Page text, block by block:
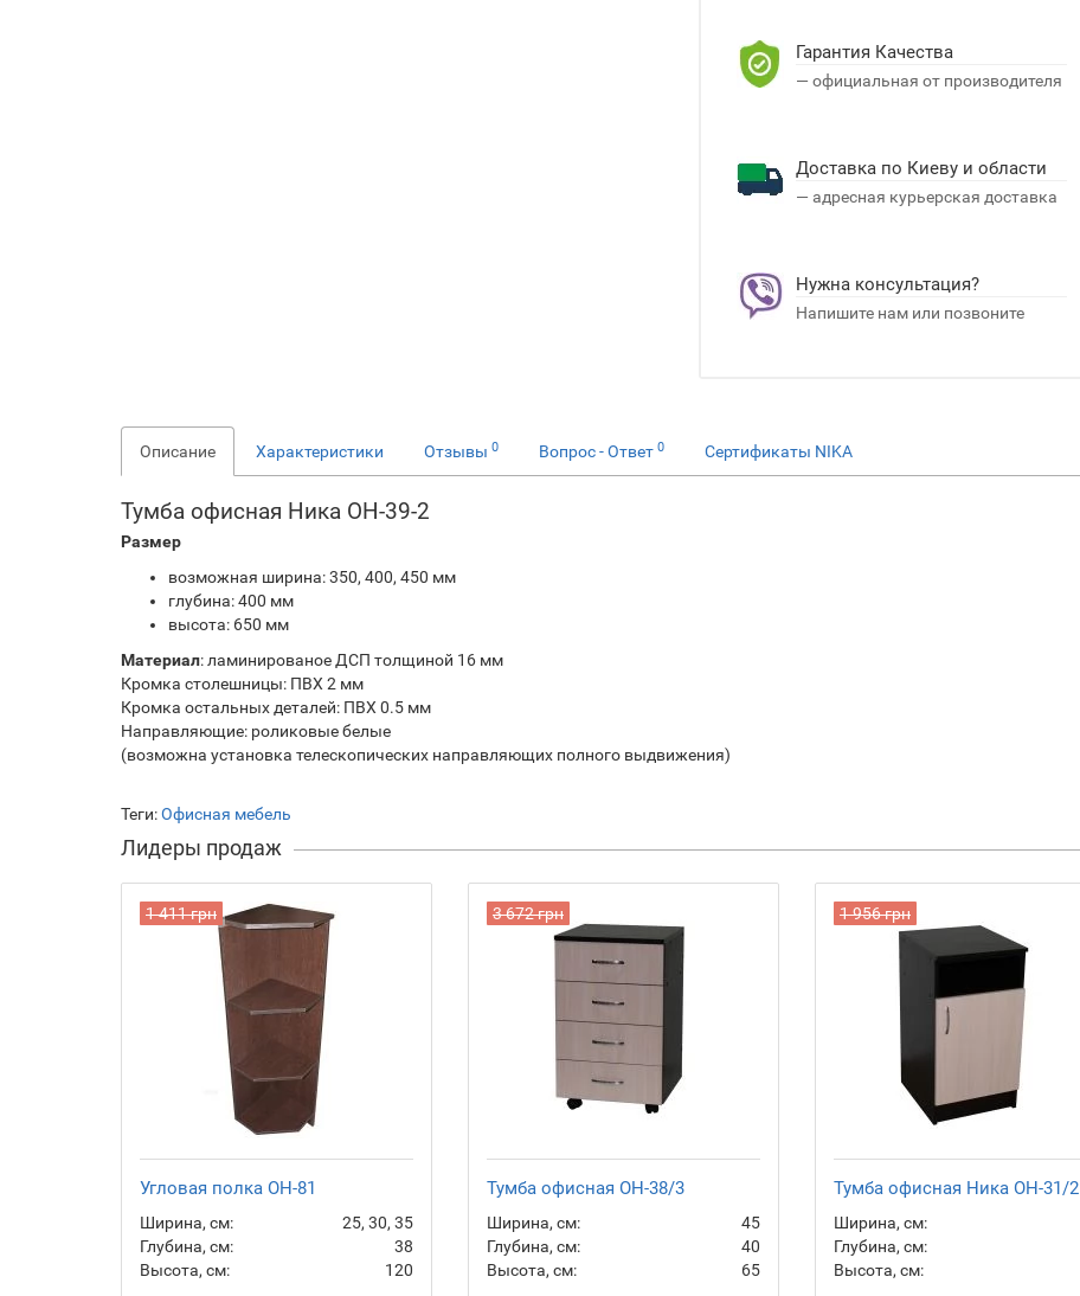
Гарантия Качества
— официальная от производителя
Доставка по Киеву и области
— адресная курьерская доставка
Нужна консультация?
Напишите нам или позвоните
Описание Характеристики Отзывы 0 Вопрос - Ответ 0 Сертификаты NIKA
Тумба офисная Ника ОН-39-2
Размер
возможная ширина: 350, 400, 450 мм
глубина: 400 мм
высота: 650 мм
Материал: ламинированое ДСП толщиной 16 мм
Кромка столешницы: ПВХ 2 мм
Кромка остальных деталей: ПВХ 0.5 мм
Направляющие: роликовые белые
(возможна установка телескопических направляющих полного выдвижения)
Теги:Офисная мебель
Лидеры продаж
1 411 грн
Угловая полка ОН-81
Ширина, см:
25, 30, 35
Глубина, см:
38
Высота, см:
120
3 672 грн
Тумба офисная ОН-38/3
Ширина, см:
45
Глубина, см:
40
Высота, см:
65
1 956 грн
Тумба офисная Ника ОН-31/2
Ширина, см:
Глубина, см:
Высота, см: